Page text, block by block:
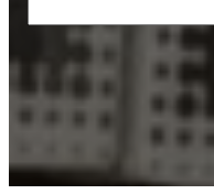
c
c
h